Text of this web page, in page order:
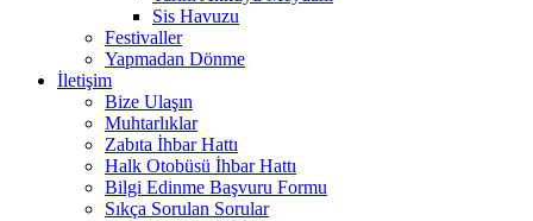
Sis Havuzu
Festivaller
Yapmadan Dönme
İletişim
Bize Ulaşın
Muhtarlıklar
Zabıta İhbar Hattı
Halk Otobüsü İhbar Hattı
Bilgi Edinme Başvuru Formu
Sıkça Sorulan Sorular